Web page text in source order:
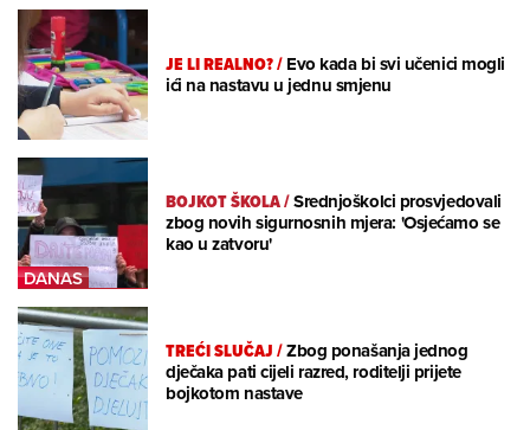
JE LI REALNO?/Evo kada bi svi učenici mogli
ići na nastavu u jednu smjenu
BOJKOT ŠKOLA/Srednjoškolci prosvjedovali
zbog novih sigurnosnih mjera: 'Osjećamo se
kao u zatvoru'
TREĆI SLUČAJ/Zbog ponašanja jednog
dječaka pati cijeli razred, roditelji prijete
bojkotom nastave